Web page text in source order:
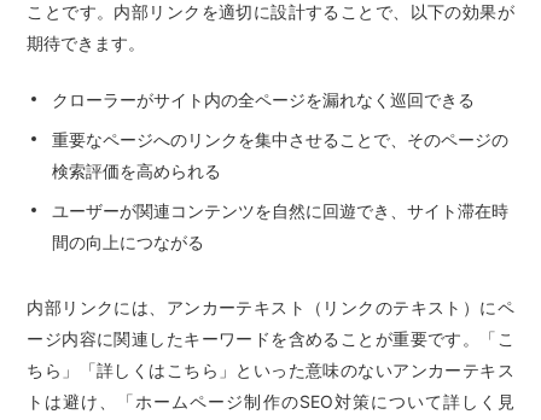
ことです。内部リンクを適切に設計することで、以下の効果が
期待できます。
クローラーがサイト内の全ページを漏れなく巡回できる
重要なページへのリンクを集中させることで、そのページの
検索評価を高められる
ユーザーが関連コンテンツを自然に回遊でき、サイト滞在時
間の向上につながる
内部リンクには、アンカーテキスト（リンクのテキスト）にペ
ージ内容に関連したキーワードを含めることが重要です。「こ
ちら」「詳しくはこちら」といった意味のないアンカーテキス
トは避け、「ホームページ制作のSEO対策について詳しく見